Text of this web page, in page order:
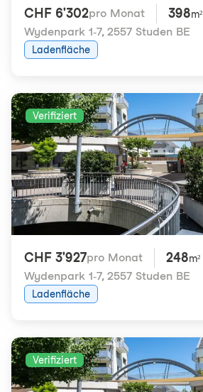
CHF 6'302pro Monat 398m²
Wydenpark 1-7, 2557 Studen BE
Ladenfläche
Verifiziert
CHF 3'927pro Monat 248m²
Wydenpark 1-7, 2557 Studen BE
Ladenfläche
Verifiziert